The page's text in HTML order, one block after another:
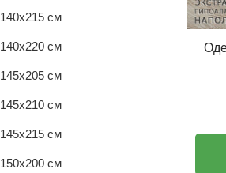
140x215 см
140x220 см
145x205 см
145x210 см
145x215 см
150x200 см